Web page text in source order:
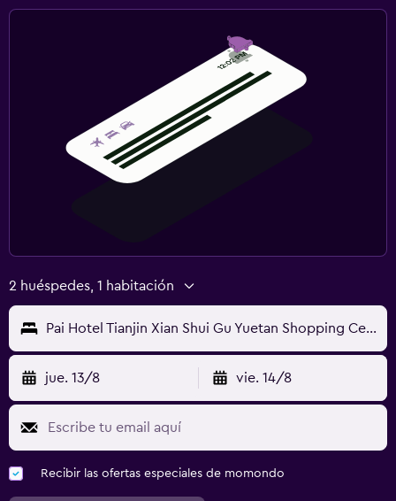
2 huéspedes, 1 habitación
Pai Hotel Tianjin Xian Shui Gu Yuetan Shopping Center
jue. 13/8 vie. 14/8
Recibir las ofertas especiales de momondo